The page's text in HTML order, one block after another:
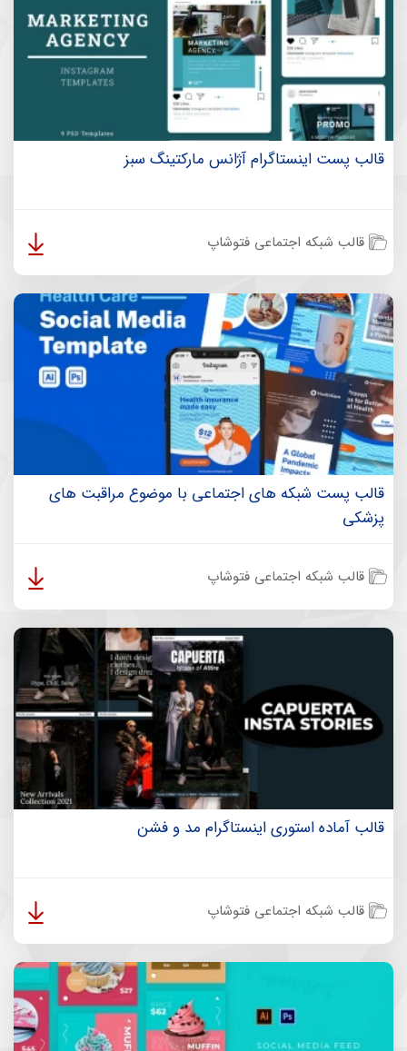
قالب پست اینستاگرام آژانس مارکتینگ سبز
قالب شبکه اجتماعی فتوشاپ
قالب پست شبکه های اجتماعی با موضوع مراقبت های
پزشکی
قالب شبکه اجتماعی فتوشاپ
قالب آماده استوری اینستاگرام مد و فشن
قالب شبکه اجتماعی فتوشاپ